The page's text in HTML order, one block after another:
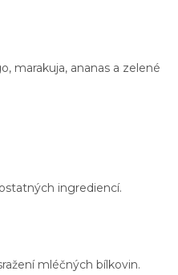
marakuja, ananas a zelené
ingrediencí.
mléčných bílkovin.